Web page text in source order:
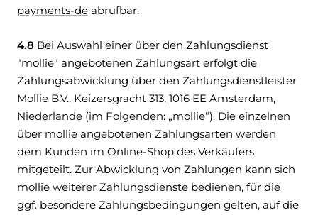
payments-de abrufbar.
4.8 Bei Auswahl einer über den Zahlungsdienst
"mollie" angebotenen Zahlungsart erfolgt die
Zahlungsabwicklung über den Zahlungsdienstleister
Mollie B.V., Keizersgracht 313, 1016 EE Amsterdam,
Niederlande (im Folgenden: „mollie“). Die einzelnen
über mollie angebotenen Zahlungsarten werden
dem Kunden im Online-Shop des Verkäufers
mitgeteilt. Zur Abwicklung von Zahlungen kann sich
mollie weiterer Zahlungsdienste bedienen, für die
ggf. besondere Zahlungsbedingungen gelten, auf die